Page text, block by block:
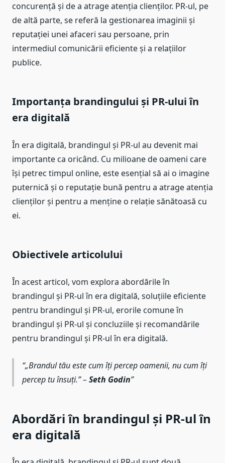
concurență și de a atrage atenția clienților. PR-ul, pe
de altă parte, se referă la gestionarea imaginii și
reputației unei afaceri sau persoane, prin
intermediul comunicării eficiente și a relațiilor
publice.
Importanța brandingului și PR-ului în
era digitală
În era digitală, brandingul și PR-ul au devenit mai
importante ca oricând. Cu milioane de oameni care
își petrec timpul online, este esențial să ai o imagine
puternică și o reputație bună pentru a atrage atenția
clienților și pentru a menține o relație sănătoasă cu
ei.
Obiectivele articolului
În acest articol, vom explora abordările în
brandingul și PR-ul în era digitală, soluțiile eficiente
pentru brandingul și PR-ul, erorile comune în
brandingul și PR-ul și concluziile și recomandările
pentru brandingul și PR-ul în era digitală.
„Brandul tău este cum îți percep oamenii, nu cum îți
percep tu însuți.” – Seth Godin
Abordări în brandingul și PR-ul în
era digitală